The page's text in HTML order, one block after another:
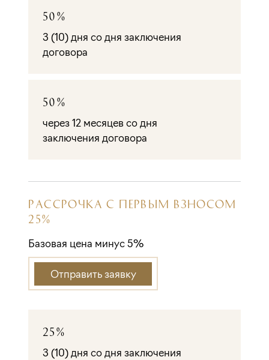
50%
3 (10) дня со дня заключения
договора
50%
через 12 месяцев со дня
заключения договора
РАССРОЧКА С ПЕРВЫМ ВЗНОСОМ
25%
Базовая цена минус 5%
Отправить заявку
25%
3 (10) дня со дня заключения